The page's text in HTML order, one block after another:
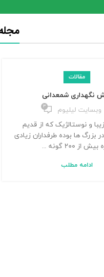
مقالات
نگهداری شمعدانی
وبسایت لیلیوم ۳
و نوستالژیک که از قدیم
بزرگ ها بوده طرفداران زیادی
از ۲۰۰ گونه ...
ادامه مطلب